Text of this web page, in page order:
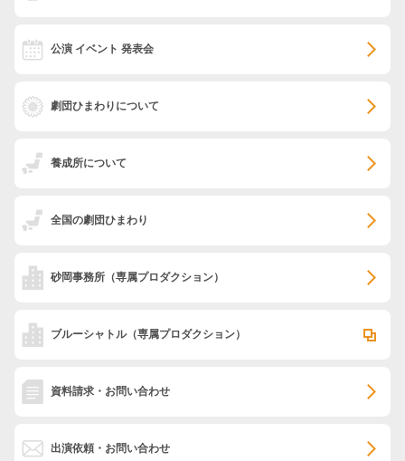
公演 イベント 発表会
劇団ひまわりについて
養成所について
全国の劇団ひまわり
砂岡事務所 （専属プロダクション）
ブルーシャトル（専属プロダクション）
資料請求・お問い合わせ
出演依頼・お問い合わせ